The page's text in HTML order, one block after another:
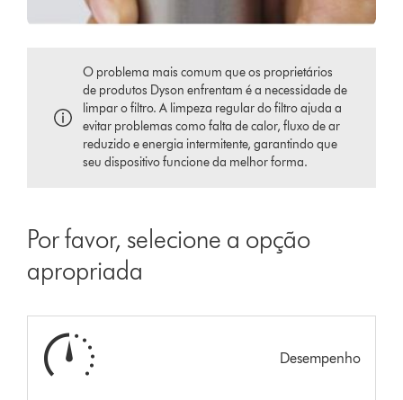
O problema mais comum que os proprietários
de produtos Dyson enfrentam é a necessidade de
limpar o filtro. A limpeza regular do filtro ajuda a
evitar problemas como falta de calor, fluxo de ar
reduzido e energia intermitente, garantindo que
seu dispositivo funcione da melhor forma.
Por favor, selecione a opção
apropriada
Desempenho